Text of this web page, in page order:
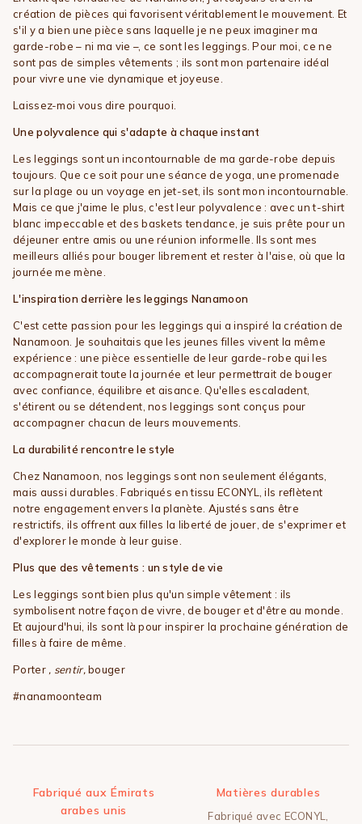
création de pièces qui favorisent véritablement le mouvement. Et
s'il y a bien une pièce sans laquelle je ne peux imaginer ma
garde-robe – ni ma vie –, ce sont les leggings. Pour moi, ce ne
sont pas de simples vêtements ; ils sont mon partenaire idéal
pour vivre une vie dynamique et joyeuse.
Laissez-moi vous dire pourquoi.
Une polyvalence qui s'adapte à chaque instant
Les leggings sont un incontournable de ma garde-robe depuis
toujours. Que ce soit pour une séance de yoga, une promenade
sur la plage ou un voyage en jet-set, ils sont mon incontournable.
Mais ce que j'aime le plus, c'est leur polyvalence : avec un t-shirt
blanc impeccable et des baskets tendance, je suis prête pour un
déjeuner entre amis ou une réunion informelle. Ils sont mes
meilleurs alliés pour bouger librement et rester à l'aise, où que la
journée me mène.
L'inspiration derrière les leggings Nanamoon
C'est cette passion pour les leggings qui a inspiré la création de
Nanamoon. Je souhaitais que les jeunes filles vivent la même
expérience : une pièce essentielle de leur garde-robe qui les
accompagnerait toute la journée et leur permettrait de bouger
avec confiance, équilibre et aisance. Qu'elles escaladent,
s'étirent ou se détendent, nos leggings sont conçus pour
accompagner chacun de leurs mouvements.
La durabilité rencontre le style
Chez Nanamoon, nos leggings sont non seulement élégants,
mais aussi durables. Fabriqués en tissu ECONYL, ils reflètent
notre engagement envers la planète. Ajustés sans être
restrictifs, ils offrent aux filles la liberté de jouer, de s'exprimer et
d'explorer le monde à leur guise.
Plus que des vêtements : un style de vie
Les leggings sont bien plus qu'un simple vêtement : ils
symbolisent notre façon de vivre, de bouger et d'être au monde.
Et aujourd'hui, ils sont là pour inspirer la prochaine génération de
filles à faire de même.
Porter , sentir,bouger
#nanamoonteam
Fabriqué aux Émirats
arabes unis
Matières durables
Fabriqué avec ECONYL,